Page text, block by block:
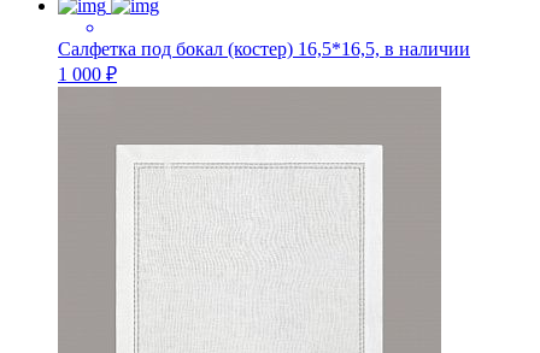
Салфетка под бокал (костер) 16,5*16,5, в наличии
1 000 ₽